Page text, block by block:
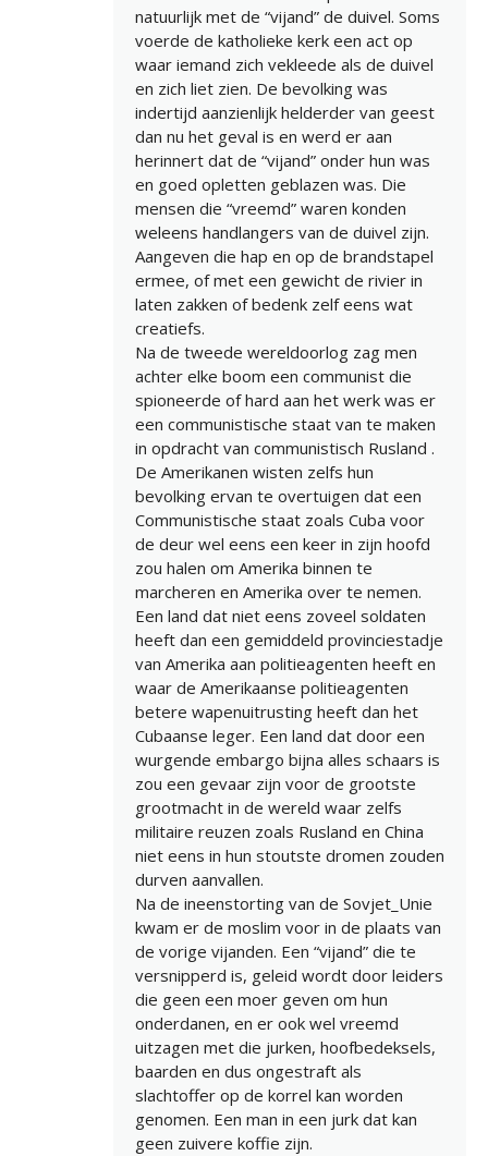
natuurlijk met de “vijand” de duivel. Soms
voerde de katholieke kerk een act op
waar iemand zich vekleede als de duivel
en zich liet zien. De bevolking was
indertijd aanzienlijk helderder van geest
dan nu het geval is en werd er aan
herinnert dat de “vijand” onder hun was
en goed opletten geblazen was. Die
mensen die “vreemd” waren konden
weleens handlangers van de duivel zijn.
Aangeven die hap en op de brandstapel
ermee, of met een gewicht de rivier in
laten zakken of bedenk zelf eens wat
creatiefs.
Na de tweede wereldoorlog zag men
achter elke boom een communist die
spioneerde of hard aan het werk was er
een communistische staat van te maken
in opdracht van communistisch Rusland .
De Amerikanen wisten zelfs hun
bevolking ervan te overtuigen dat een
Communistische staat zoals Cuba voor
de deur wel eens een keer in zijn hoofd
zou halen om Amerika binnen te
marcheren en Amerika over te nemen.
Een land dat niet eens zoveel soldaten
heeft dan een gemiddeld provinciestadje
van Amerika aan politieagenten heeft en
waar de Amerikaanse politieagenten
betere wapenuitrusting heeft dan het
Cubaanse leger. Een land dat door een
wurgende embargo bijna alles schaars is
zou een gevaar zijn voor de grootste
grootmacht in de wereld waar zelfs
militaire reuzen zoals Rusland en China
niet eens in hun stoutste dromen zouden
durven aanvallen.
Na de ineenstorting van de Sovjet_Unie
kwam er de moslim voor in de plaats van
de vorige vijanden. Een “vijand” die te
versnipperd is, geleid wordt door leiders
die geen een moer geven om hun
onderdanen, en er ook wel vreemd
uitzagen met die jurken, hoofbedeksels,
baarden en dus ongestraft als
slachtoffer op de korrel kan worden
genomen. Een man in een jurk dat kan
geen zuivere koffie zijn.